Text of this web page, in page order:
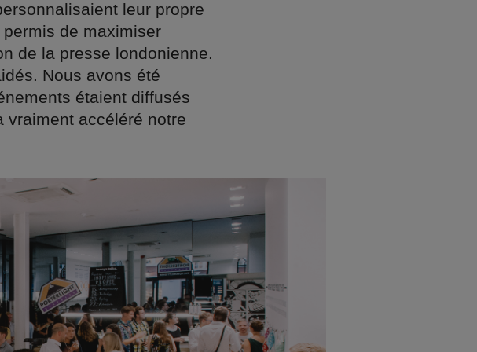
leur propre
de maximiser
de la presse londonienne.
Nous avons été
étaient diffusés
vraiment accéléré notre